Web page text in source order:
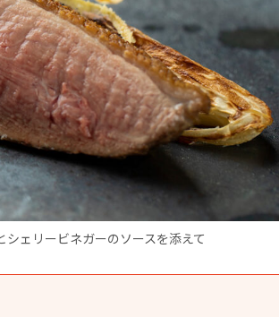
ェリービネガーのソースを添えて